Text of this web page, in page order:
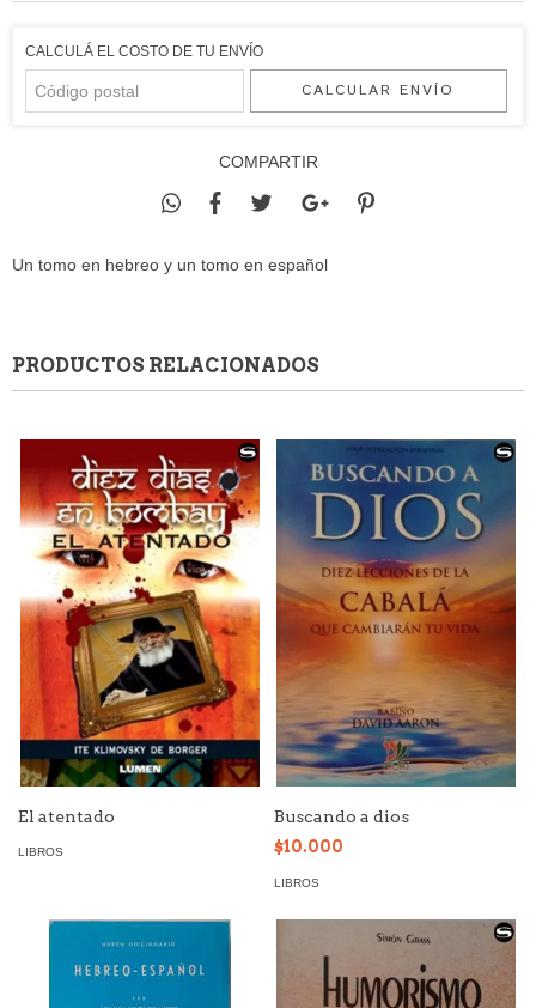
CALCULÁ EL COSTO DE TU ENVÍO
CALCULAR ENVÍO
COMPARTIR
Un tomo en hebreo y un tomo en español
PRODUCTOS RELACIONADOS
El atentado
LIBROS
Buscando a dios
$10.000
LIBROS